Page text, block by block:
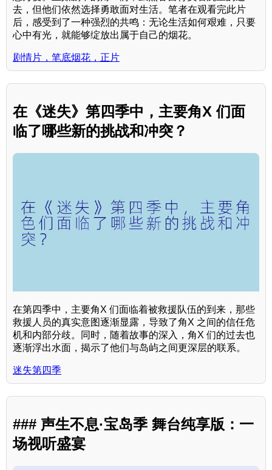
去，但他们依然选择勇敢面对生活。笔者在观看完此片
后，感受到了一种强烈的共鸣：无论生活如何艰难，只要
心中有光，就能够绽放出属于自己的烟花。
剧情片，笔底烟花，正片
在《迷失》第四季中，主要角X 们面
临了哪些新的挑战和冲突？
在第四季中，主要角X 们面临着被救援队伍的到来，那些
救援人员的真实意图逐渐显露，导致了角X 之间的信任危
机和内部分歧。同时，随着故事的深入，角X 们的过去也
逐渐浮出水面，揭示了他们与岛屿之间更深层的联系。
迷失第四季
### 声生不息·宝岛季 舞台纯享版：一
场视听盛宴